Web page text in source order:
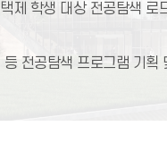
제 학생 대상 전공탐색 로
등 전공탐색 프로그램 기획